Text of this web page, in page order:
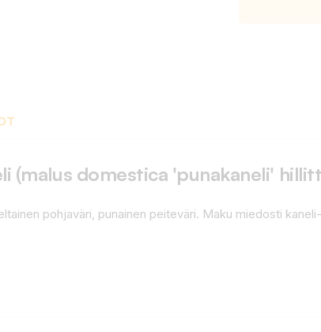
(malus domestica 'punakaneli'
pohjaväri, punainen peiteväri. Maku miedosti